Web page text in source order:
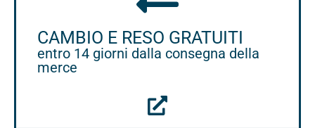
CAMBIO E RESO GRATUITI
entro 14 giorni dalla consegna della
merce